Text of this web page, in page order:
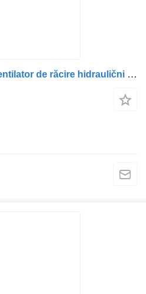
Motor hidraulic pentru ventilator de răcire hidraulični motor za Scania – Coduri: 2196418, 2032381, 1853889 kamiona